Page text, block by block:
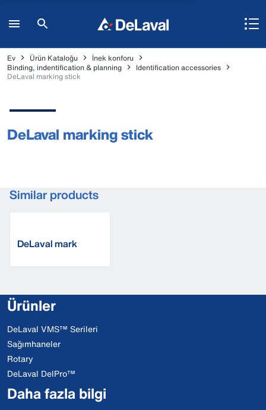
Ev Ürün Kataloğu
İnek konforu
Binding, indentification & planning
Identification accessories
DeLaval marking stick
DeLaval marking stick
Similar products
DeLaval mark
Ürünler
DeLaval VMS™ Serileri
Sağımhaneler
Rotary
DeLaval DelPro™
Daha fazla bilgi